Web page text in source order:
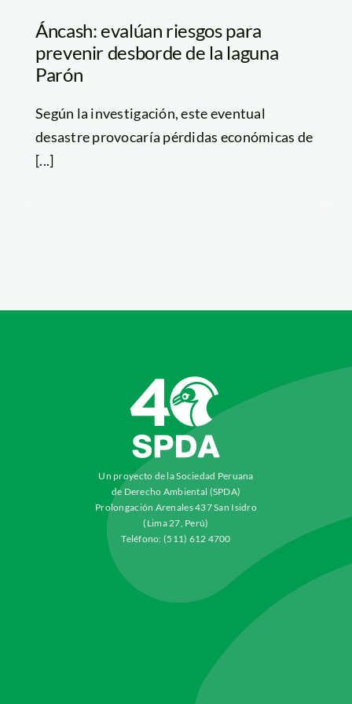
Áncash: evalúan riesgos para
prevenir desborde de la laguna
Parón
Según la investigación, este eventual
desastre provocaría pérdidas económicas de
[...]
Un proyecto de la Sociedad Peruana
de Derecho Ambiental (SPDA)
Prolongación Arenales 437 San Isidro
(Lima 27, Perú)
Teléfono: (511) 612 4700